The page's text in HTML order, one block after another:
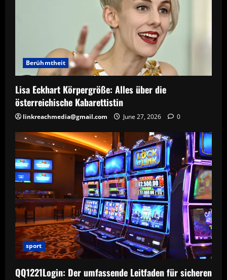
Berühmtheit
Lisa Eckhart Körpergröße: Alles über die
österreichische Kabarettistin
linkreachmedia@gmail.com June 27, 2026 0
sport
QQ1221Login: Der umfassende Leitfaden für sicheren